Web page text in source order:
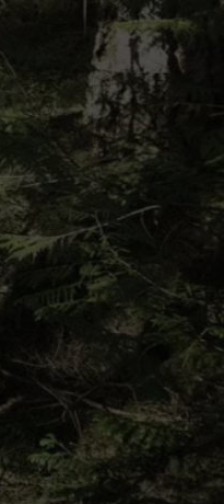
Comodidad extraordinaria.
Ver todas las tecnologías de
guantes